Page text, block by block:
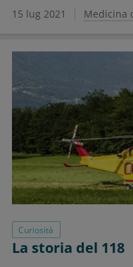
15 lug 2021 Medicina
Curiosità
La storia del 118